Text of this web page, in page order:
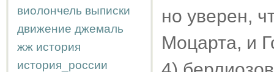
виолончель выписки
движение джемаль
жж история
история_россии
но уверен,
Моцарта, и